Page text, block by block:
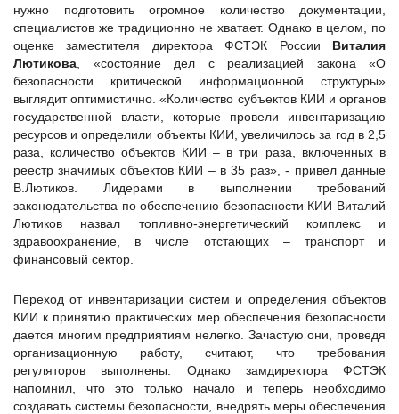
нужно подготовить огромное количество документации,
специалистов же традиционно не хватает. Однако в целом, по
оценке заместителя директора ФСТЭК России Виталия
Лютикова , «состояние дел с реализацией закона «О
безопасности критической информационной структуры»
выглядит оптимистично. «Количество субъектов КИИ и органов
государственной власти, которые провели инвентаризацию
ресурсов и определили объекты КИИ, увеличилось за год в 2,5
раза, количество объектов КИИ – в три раза, включенных в
реестр значимых объектов КИИ – в 35 раз», - привел данные
В.Лютиков. Лидерами в выполнении требований
законодательства по обеспечению безопасности КИИ Виталий
Лютиков назвал топливно-энергетический комплекс и
здравоохранение, в числе отстающих – транспорт и
финансовый сектор.
Переход от инвентаризации систем и определения объектов
КИИ к принятию практических мер обеспечения безопасности
дается многим предприятиям нелегко. Зачастую они, проведя
организационную работу, считают, что требования
регуляторов выполнены. Однако замдиректора ФСТЭК
напомнил, что это только начало и теперь необходимо
создавать системы безопасности, внедрять меры обеспечения